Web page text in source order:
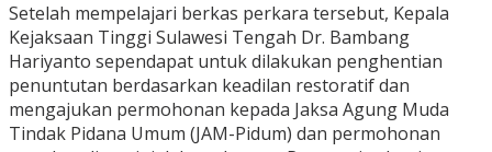
Setelah mempelajari berkas perkara tersebut, Kepala
Kejaksaan Tinggi Sulawesi Tengah Dr. Bambang
Hariyanto sependapat untuk dilakukan penghentian
penuntutan berdasarkan keadilan restoratif dan
mengajukan permohonan kepada Jaksa Agung Muda
Tindak Pidana Umum (JAM-Pidum) dan permohonan